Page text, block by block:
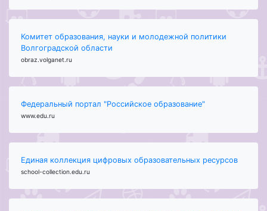
Комитет образования, науки и молодежной политики
Волгоградской области
obraz.volganet.ru
Федеральный портал "Российское образование"
www.edu.ru
Единая коллекция цифровых образовательных ресурсов
school-collection.edu.ru